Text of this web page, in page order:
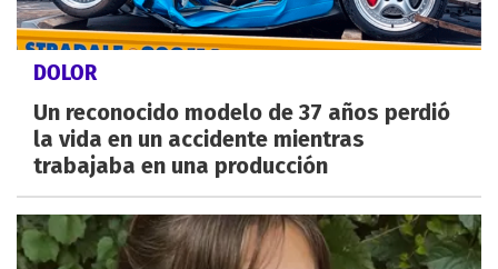
DOLOR
Un reconocido modelo de 37 años perdió
la vida en un accidente mientras
trabajaba en una producción